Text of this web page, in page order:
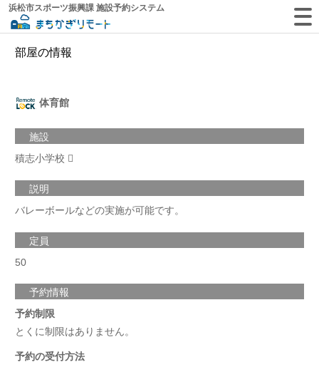
浜松市スポーツ振興課 施設予約システム
部屋の情報
体育館
施設
積志小学校
説明
バレーボールなどの実施が可能です。
定員
50
予約情報
予約制限
とくに制限はありません。
予約の受付方法